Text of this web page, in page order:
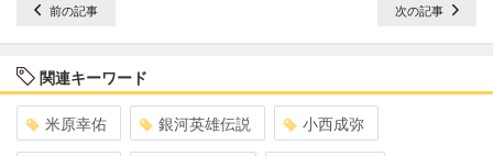
前の記事 次の記事
関連キーワード
米原幸佑 銀河英雄伝説 小西成弥